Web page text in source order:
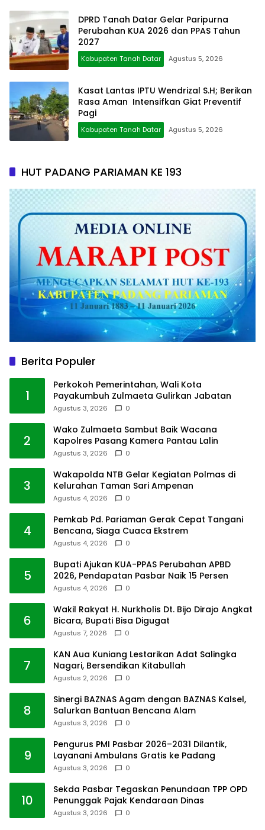
DPRD Tanah Datar Gelar Paripurna
Perubahan KUA 2026 dan PPAS Tahun
2027
Kabupaten Tanah Datar Agustus 5, 2026
Kasat Lantas IPTU Wendrizal S.H; Berikan
Rasa Aman Intensifkan Giat Preventif
Pagi
Kabupaten Tanah Datar Agustus 5, 2026
HUT PADANG PARIAMAN KE 193
Berita Populer
1
Perkokoh Pemerintahan, Wali Kota
Payakumbuh Zulmaeta Gulirkan Jabatan
Agustus 3, 2026 0
2
Wako Zulmaeta Sambut Baik Wacana
Kapolres Pasang Kamera Pantau Lalin
Agustus 3, 2026 0
3
Wakapolda NTB Gelar Kegiatan Polmas di
Kelurahan Taman Sari Ampenan
Agustus 4, 2026 0
4
Pemkab Pd. Pariaman Gerak Cepat Tangani
Bencana, Siaga Cuaca Ekstrem
Agustus 4, 2026 0
5
Bupati Ajukan KUA-PPAS Perubahan APBD
2026, Pendapatan Pasbar Naik 15 Persen
Agustus 4, 2026 0
6
Wakil Rakyat H. Nurkholis Dt. Bijo Dirajo Angkat
Bicara, Bupati Bisa Digugat
Agustus 7, 2026 0
7
KAN Aua Kuniang Lestarikan Adat Salingka
Nagari, Bersendikan Kitabullah
Agustus 2, 2026 0
8
Sinergi BAZNAS Agam dengan BAZNAS Kalsel,
Salurkan Bantuan Bencana Alam
Agustus 3, 2026 0
9
Pengurus PMI Pasbar 2026–2031 Dilantik,
Layanani Ambulans Gratis ke Padang
Agustus 3, 2026 0
10
Sekda Pasbar Tegaskan Penundaan TPP OPD
Penunggak Pajak Kendaraan Dinas
Agustus 3, 2026 0